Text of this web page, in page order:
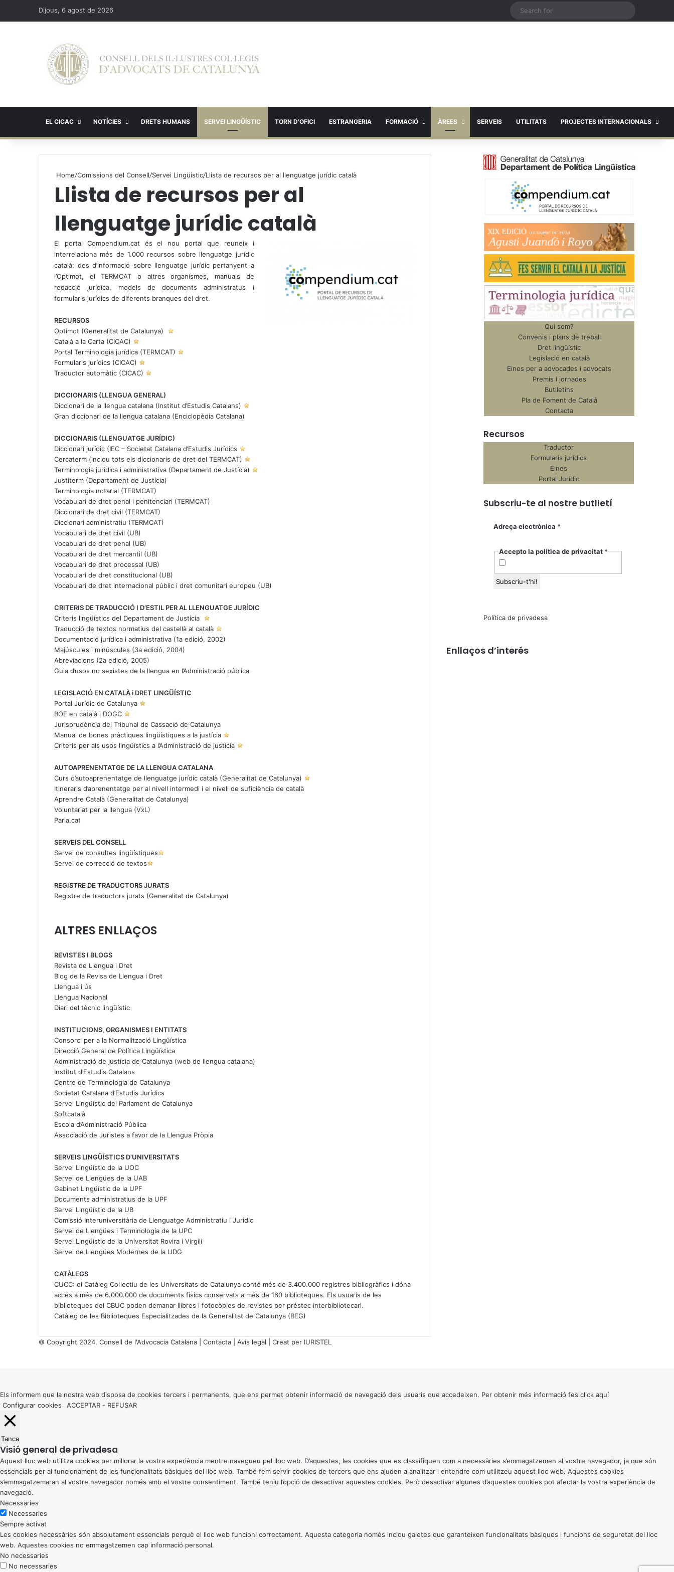
Dijous, 6 agost de 2026
EL CICAC NOTÍCIES DRETS HUMANS SERVEI LINGÜÍSTIC TORN D’OFICI ESTRANGERIA FORMACIÓ ÀREES SERVEIS UTILITATS PROJECTES INTERNACIONALS
Home/Comissions del Consell/Servei Lingüístic/Llista de recursos per al llenguatge jurídic català
Llista de recursos per al
llenguatge jurídic català
El portal Compendium.cat és el nou portal que reuneix i
interrelaciona més de 1.000 recursos sobre llenguatge jurídic
català: des d’informació sobre llenguatge jurídic pertanyent a
l’Optimot, el TERMCAT o altres organismes, manuals de
redacció jurídica, models de documents administratus i
formularis jurídics de diferents branques del dret.
RECURSOS
Optimot (Generalitat de Catalunya)
Català a la Carta (CICAC)
Portal Terminologia jurídica (TERMCAT)
Formularis jurídics (CICAC)
Traductor automàtic (CICAC)
DICCIONARIS (LLENGUA GENERAL)
Diccionari de la llengua catalana (Institut d’Estudis Catalans)
Gran diccionari de la llengua catalana (Enciclopèdia Catalana)
DICCIONARIS (LLENGUATGE JURÍDIC)
Diccionari jurídic (IEC – Societat Catalana d’Estudis Jurídics
Cercaterm (inclou tots els diccionaris de dret del TERMCAT)
Terminologia jurídica i administrativa (Departament de Justícia)
Justiterm (Departament de Justícia)
Terminologia notarial (TERMCAT)
Vocabulari de dret penal i penitenciari (TERMCAT)
Diccionari de dret civil (TERMCAT)
Diccionari administratiu (TERMCAT)
Vocabulari de dret civil (UB)
Vocabulari de dret penal (UB)
Vocabulari de dret mercantil (UB)
Vocabulari de dret processal (UB)
Vocabulari de dret constitucional (UB)
Vocabulari de dret internacional públic i dret comunitari europeu (UB)
CRITERIS DE TRADUCCIÓ I D’ESTIL PER AL LLENGUATGE JURÍDIC
Criteris lingüístics del Departament de Justícia
Traducció de textos normatius del castellà al català
Documentació jurídica i administrativa (1a edició, 2002)
Majúscules i minúscules (3a edició, 2004)
Abreviacions (2a edició, 2005)
Guia d’usos no sexistes de la llengua en l’Administració pública
LEGISLACIÓ EN CATALÀ i DRET LINGÜÍSTIC
Portal Jurídic de Catalunya
BOE en català i DOGC
Jurisprudència del Tribunal de Cassació de Catalunya
Manual de bones pràctiques lingüístiques a la justícia
Criteris per als usos lingüístics a l’Administració de justícia
AUTOAPRENENTATGE DE LA LLENGUA CATALANA
Curs d’autoaprenentatge de llenguatge jurídic català (Generalitat de Catalunya)
Itineraris d’aprenentatge per al nivell intermedi i el nivell de suficiència de català
Aprendre Català (Generalitat de Catalunya)
Voluntariat per la llengua (VxL)
Parla.cat
SERVEIS DEL CONSELL
Servei de consultes lingüístiques
Servei de correcció de textos
REGISTRE DE TRADUCTORS JURATS
Registre de traductors jurats (Generalitat de Catalunya)
ALTRES ENLLAÇOS
REVISTES I BLOGS
Revista de Llengua i Dret
Blog de la Revisa de Llengua i Dret
Llengua i ús
Llengua Nacional
Diari del tècnic lingüístic
INSTITUCIONS, ORGANISMES I ENTITATS
Consorci per a la Normalització Lingüística
Direcció General de Política Lingüística
Administració de justícia de Catalunya (web de llengua catalana)
Institut d’Estudis Catalans
Centre de Terminologia de Catalunya
Societat Catalana d’Estudis Jurídics
Servei Lingüístic del Parlament de Catalunya
Softcatalà
Escola d’Administració Pública
Associació de Juristes a favor de la Llengua Pròpia
SERVEIS LINGÜÍSTICS D’UNIVERSITATS
Servei Lingüístic de la UOC
Servei de Llengües de la UAB
Gabinet Lingüístic de la UPF
Documents administratius de la UPF
Servei Lingüístic de la UB
Comissió Interuniversitària de Llenguatge Administratiu i Jurídic
Servei de Llengües i Terminologia de la UPC
Servei Lingüístic de la Universitat Rovira i Virgili
Servei de Llengües Modernes de la UDG
CATÀLEGS
CUCC: el Catàleg Col·lectiu de les Universitats de Catalunya conté més de 3.400.000 registres bibliogràfics i dóna
accés a més de 6.000.000 de documents físics conservats a més de 160 biblioteques. Els usuaris de les
biblioteques del CBUC poden demanar llibres i fotocòpies de revistes per préstec interbibliotecari.
Catàleg de les Biblioteques Especialitzades de la Generalitat de Catalunya (BEG)
Qui som?
Convenis i plans de treball
Dret lingüístic
Legislació en català
Eines per a advocades i advocats
Premis i jornades
Butlletins
Pla de Foment de Català
Contacta
Recursos
Traductor
Formularis jurídics
Eines
Portal Jurídic
Subscriu-te al nostre butlletí
Adreça electrònica *
Accepto la política de privacitat *
Política de privadesa
Enllaços d’interés
© Copyright 2024, Consell de l'Advocacia Catalana | Contacta Avís legal | Creat per IURISTEL
button
Els informem que la nostra web disposa de cookies tercers i permanents, que ens permet obtenir informació de navegació dels usuaris que accedeixen. Per obtenir més informació fes click aquí
Configurar cookies
ACCEPTAR - REFUSAR
Tanca
Visió general de privadesa
Aquest lloc web utilitza cookies per millorar la vostra experiència mentre navegueu pel lloc web. D’aquestes, les cookies que es classifiquen com a necessàries s’emmagatzemen al vostre navegador, ja que són
essencials per al funcionament de les funcionalitats bàsiques del lloc web. També fem servir cookies de tercers que ens ajuden a analitzar i entendre com utilitzeu aquest lloc web. Aquestes cookies
s’emmagatzemaran al vostre navegador només amb el vostre consentiment. També teniu l’opció de desactivar aquestes cookies. Però desactivar algunes d’aquestes cookies pot afectar la vostra experiència de
navegació.
Necessaries
Necessaries
Sempre activat
Les cookies necessàries són absolutament essencials perquè el lloc web funcioni correctament. Aquesta categoria només inclou galetes que garanteixen funcionalitats bàsiques i funcions de seguretat del lloc
web. Aquestes cookies no emmagatzemen cap informació personal.
No necessaries
No necessaries